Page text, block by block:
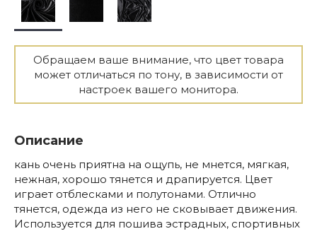
Обращаем ваше внимание, что цвет товара
может отличаться по тону, в зависимости от
настроек вашего монитора.
Описание
кань очень приятна на ощупь, не мнется, мягкая,
нежная, хорошо тянется и драпируется. Цвет
играет отблесками и полутонами. Отлично
тянется, одежда из него не сковывает движения.
Используется для пошива эстрадных, спортивных